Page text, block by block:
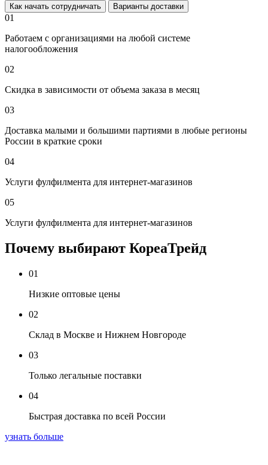
Как начать сотрудничать Варианты доставки
01
Работаем с организациями на любой системе
налогообложения
02
Скидка в зависимости от объема заказа в месяц
03
Доставка малыми и большими партиями в любые регионы
России в краткие сроки
04
Услуги фулфилмента для интернет-магазинов
05
Услуги фулфилмента для интернет-магазинов
Почему выбирают КореаТрейд
01
Низкие оптовые цены
02
Склад в Москве и Нижнем Новгороде
03
Только легальные поставки
04
Быстрая доставка по всей России
узнать больше